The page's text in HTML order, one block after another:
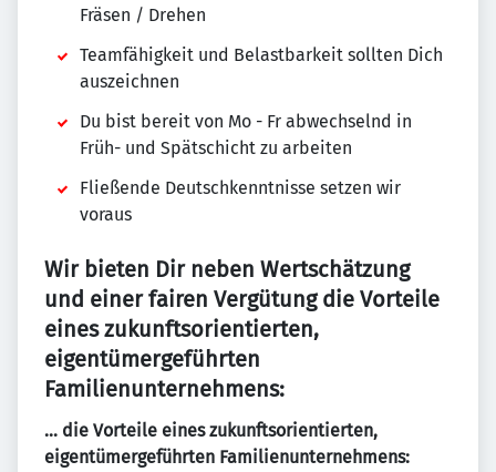
Fräsen / Drehen
Teamfähigkeit und Belastbarkeit sollten Dich
auszeichnen
Du bist bereit von Mo - Fr abwechselnd in
Früh- und Spätschicht zu arbeiten
Fließende Deutschkenntnisse setzen wir
voraus
Wir bieten Dir neben Wertschätzung
und einer fairen Vergütung die Vorteile
eines zukunftsorientierten,
eigentümergeführten
Familienunternehmens:
… die Vorteile eines zukunftsorientierten,
eigentümergeführten Familienunternehmens: